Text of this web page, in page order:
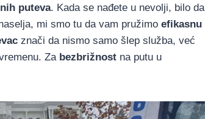
puteva. Kada se nađete u nevolji, bilo da
mi smo tu da vam pružimo efikasnu
znači da nismo samo šlep služba, već
Za bezbrižnost na putu u